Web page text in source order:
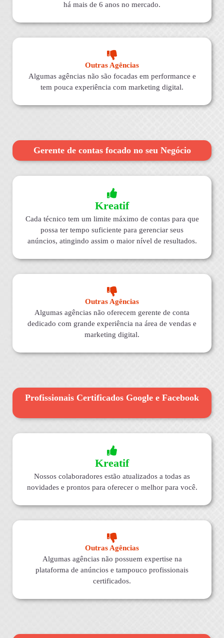
há mais de 6 anos no mercado.
Outras Agências
Algumas agências não são focadas em performance e
tem pouca experiência com marketing digital.
Gerente de contas focado no seu Negócio
Kreatif
Cada técnico tem um limite máximo de contas para que
possa ter tempo suficiente para gerenciar seus
anúncios, atingindo assim o maior nível de resultados.
Outras Agências
Algumas agências não oferecem gerente de conta
dedicado com grande experiência na área de vendas e
marketing digital.
Profissionais Certificados Google e Facebook
Kreatif
Nossos colaboradores estão atualizados a todas as
novidades e prontos para oferecer o melhor para você.
Outras Agências
Algumas agências não possuem expertise na
plataforma de anúncios e tampouco profissionais
certificados.